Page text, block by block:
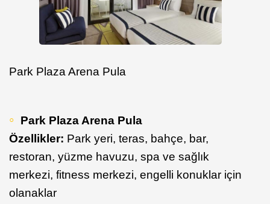
Park Plaza Arena Pula
Park Plaza Arena Pula
Özellikler: Park yeri, teras, bahçe, bar,
restoran, yüzme havuzu, spa ve sağlık
merkezi, fitness merkezi, engelli konuklar için
olanaklar